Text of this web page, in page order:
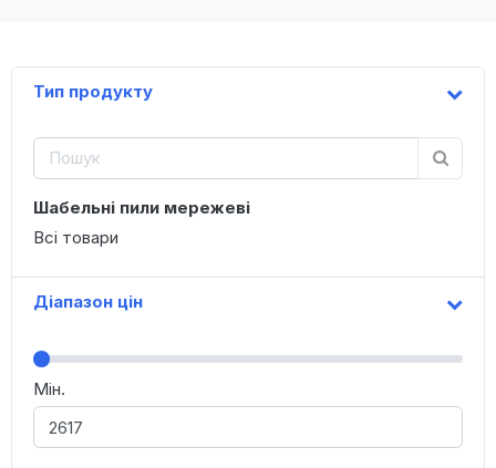
Тип продукту
Шабельні пили мережеві
Всі товари
Діапазон цін
Мін.